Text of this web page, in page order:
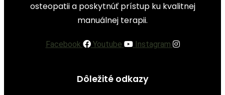
osteopatii a poskytnúť prístup ku kvalitnej
manuálnej terapii.
Facebook Youtube Instagram
Dôležité odkazy